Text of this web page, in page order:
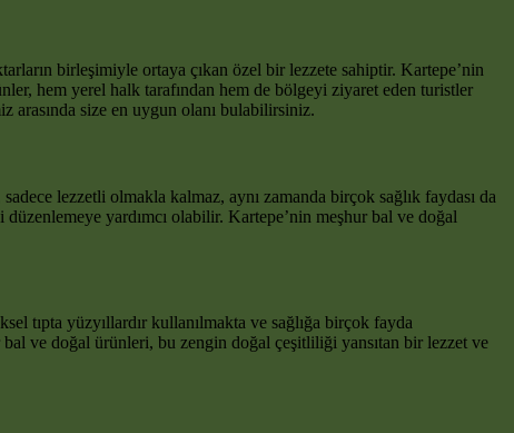
birleşimiyle ortaya çıkan özel bir lezzete sahiptir. Kartepe’nin
hem yerel halk tarafından hem de bölgeyi ziyaret eden turistler
size en uygun olanı bulabilirsiniz.
lezzetli olmakla kalmaz, aynı zamanda birçok sağlık faydası da
yardımcı olabilir. Kartepe’nin meşhur bal ve doğal
tıpta yüzyıllardır kullanılmakta ve sağlığa birçok fayda
ve doğal ürünleri, bu zengin doğal çeşitliliği yansıtan bir lezzet ve